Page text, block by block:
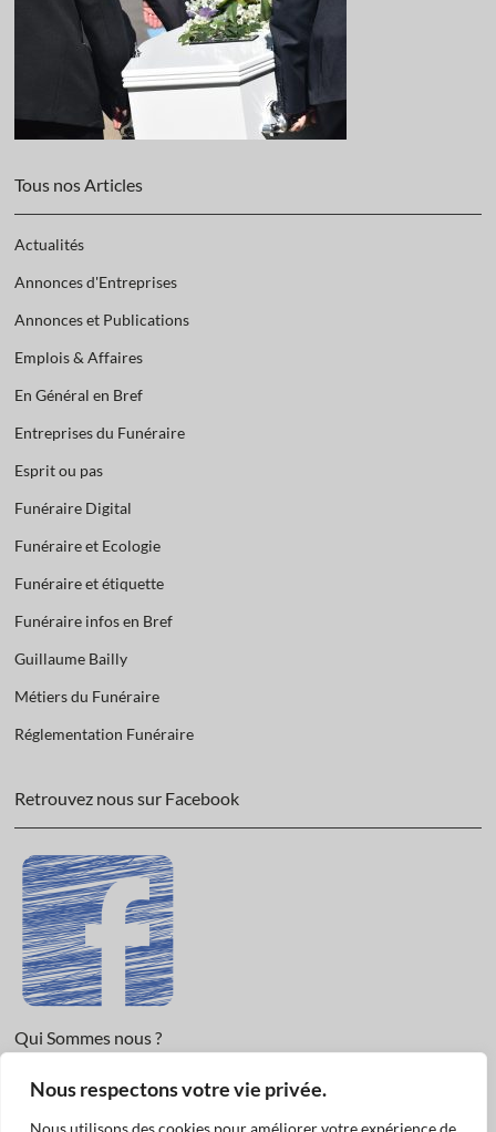
Nous respectons votre vie privée.
Nous utilisons des cookies pour améliorer votre expérience de
Tous nos Articles
Actualités
Annonces d'Entreprises
Annonces et Publications
Emplois & Affaires
En Général en Bref
Entreprises du Funéraire
Esprit ou pas
Funéraire Digital
Funéraire et Ecologie
Funéraire et étiquette
Funéraire infos en Bref
Guillaume Bailly
Métiers du Funéraire
Réglementation Funéraire
Retrouvez nous sur Facebook
Qui Sommes nous ?
Informations légales et Protection des données.